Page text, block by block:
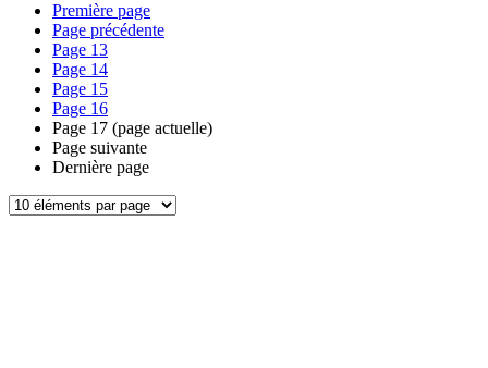
Première page
Page précédente
Page 13
Page 14
Page 15
Page 16
Page 17 (page actuelle)
Page suivante
Dernière page